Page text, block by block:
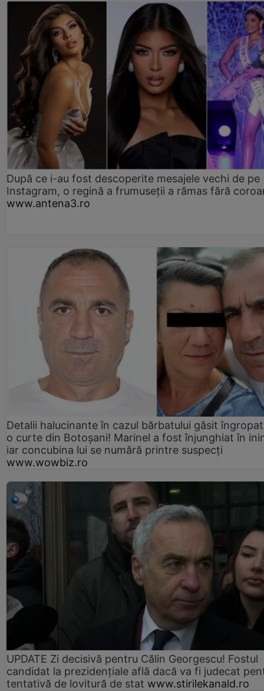
După ce i-au fost descoperite mesajele vechi de pe
Instagram, o regină a frumuseții a rămas fără
www.antena3.ro
Detalii halucinante în cazul bărbatului găsit
o curte din Botoșani! Marinel a fost înjunghiat în
iar concubina lui se numără printre suspecți
www.wowbiz.ro
UPDATE Zi decisivă pentru Călin Georgescu! Fostul
candidat la prezidențiale află dacă va fi judecat
tentativă de lovitură de stat www.stirilekanald.ro